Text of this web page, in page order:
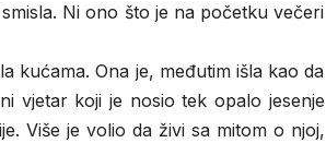
Ni ono što je na početku večeri
kućama. Ona je, međutim išla kao da
vjetar koji je nosio tek opalo jesenje
Više je volio da živi sa mitom o njoj,